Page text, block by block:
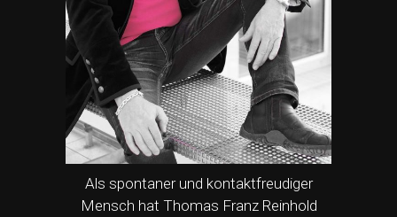
Als spontaner und kontaktfreudiger
Mensch hat Thomas Franz Reinhold